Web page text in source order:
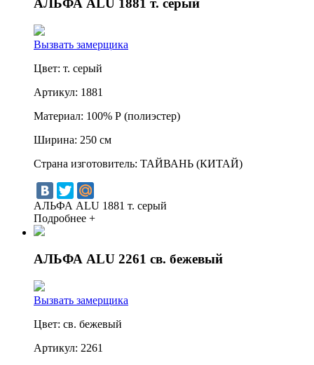
АЛЬФА ALU 1881 т. серый
Вызвать замерщика
Цвет: т. серый
Артикул: 1881
Материал: 100% Р (полиэстер)
Ширина: 250 см
Страна изготовитель: ТАЙВАНЬ (КИТАЙ)
АЛЬФА ALU 1881 т. серый
Подробнее +
АЛЬФА ALU 2261 св. бежевый
Вызвать замерщика
Цвет: св. бежевый
Артикул: 2261